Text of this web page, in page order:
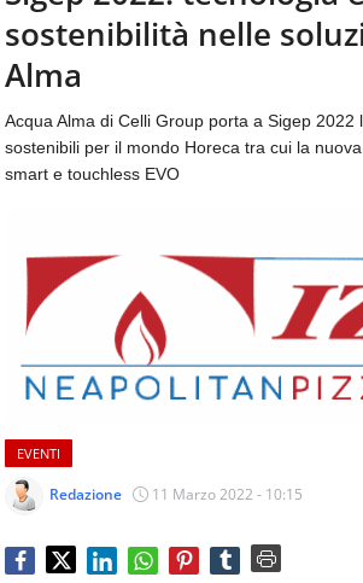
aggiornamenti
quotidiani
su
temi
come
ospitalità,
ristorazione,
catering
e
articoli
sul
mondo
dei
consumi
fuoricasa,
Food
Service
CONTATTI
sostenibilità nelle
Alma
Acqua Alma di Celli Group porta a Sigep 2022
sostenibili per il mondo Horeca tra cui la
smart e touchless EVO
EVENTI
Redazione 11 Marzo 2022 - 10:15